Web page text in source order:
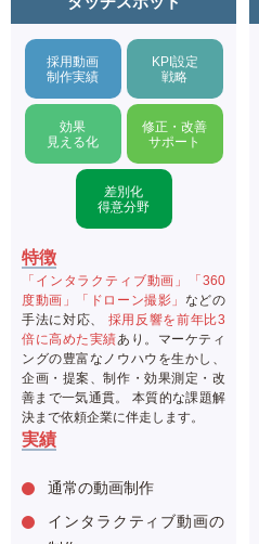
採用動画
制作実績
KPI設定
戦略
効果
見える化
修正・改善
サポート
差別化
得意分野
特徴
「インタラクティブ動画」「360
度動画」「ドローン撮影」 などの
手法に対応、 採用反響を前年比3
倍に高めた実績あり。マーケティ
ングの豊富なノウハウを生かし、
企画・提案、制作・効果測定・改
善まで一気通貫。 本質的な課題解
決まで依頼企業に伴走します。
実績
通常の動画制作
インタラクティブ動画の